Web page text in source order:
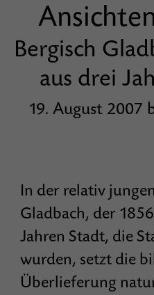
Bergisch
aus drei
19. August 2007
In der relativ
Gladbach, der
Jahren Stadt, die
wurden, setzt die
Überlieferung